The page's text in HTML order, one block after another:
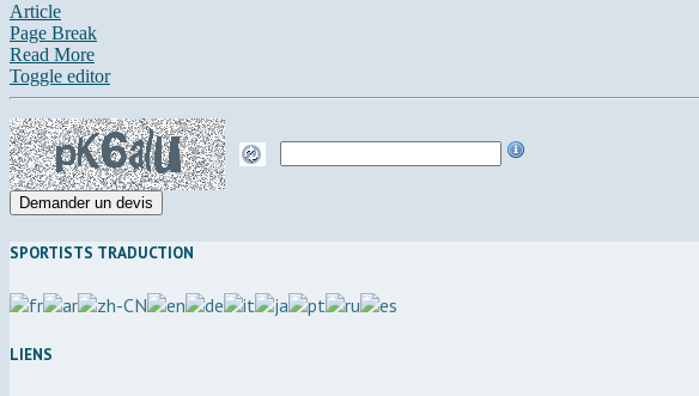
Article
Page Break
Read More
Toggle editor
SPORTISTS TRADUCTION
LIENS